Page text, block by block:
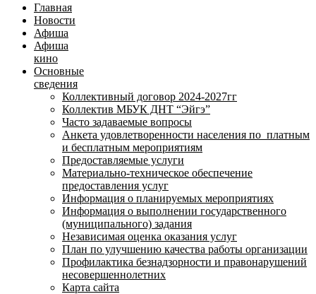
Главная
Новости
Афиша
Афиша
кино
Основные
сведения
Коллективный договор 2024-2027гг
Коллектив МБУК ДНТ “Эйгэ”
Часто задаваемые вопросы
Анкета удовлетворенности населения по платным
и бесплатным мероприятиям
Предоставляемые услуги
Материально-техническое обеспечение
предоставления услуг
Информация о планируемых мероприятиях
Информация о выполнении государственного
(муниципального) задания
Независимая оценка оказания услуг
План по улучшению качества работы организации
Профилактика безнадзорности и правонарушений
несовершеннолетних
Карта сайта